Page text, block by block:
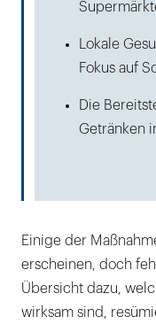
Lokale
Fokus auf
Die
Getränken
Einige der
erscheinen, doch
Übersicht dazu,
wirksam sind,